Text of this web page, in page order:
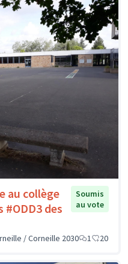
au collège
#ODD3 des
Soumis
au vote
/ Corneille 2030 1 20